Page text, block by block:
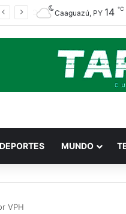
Caaguazú, PY 14 ℃
DEPORTES MUNDO
VPH